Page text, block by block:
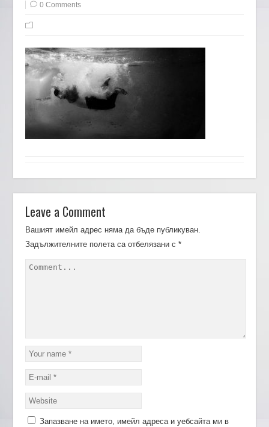
0 Comments
Leave a Comment
Вашият имейл адрес няма да бъде публикуван.
Задължителните полета са отбелязани с*
Запазване на името, имейл адреса и уебсайта ми в